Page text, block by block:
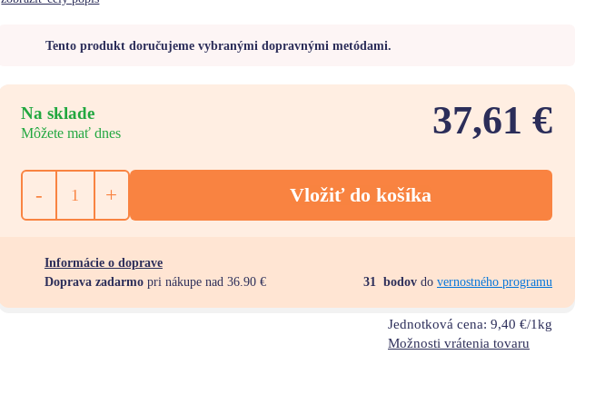
Tento produkt doručujeme vybranými dopravnými metódami.
Na sklade
Môžete mať dnes 37,61 €
- + Vložiť do košíka
Informácie o doprave
Doprava zadarmopri nákupe nad 36.90 € 31 bodovdo vernostného programu
Jednotková cena: 9,40 €/1kg
Možnosti vrátenia tovaru